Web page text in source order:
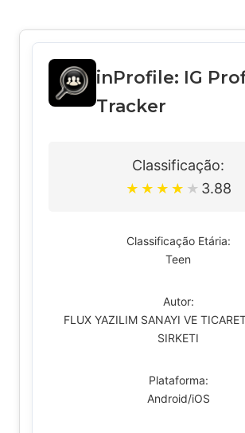
inProfile: IG
Tracker
Classificação:
★ ★ ★ ★ ★ 3.88
Classificação Etária:
Teen
Autor:
FLUX YAZILIM SANAYI VE
SIRKETI
Plataforma:
Android/iOS